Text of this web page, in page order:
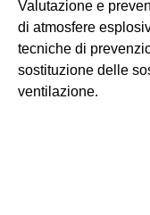
Valutazione e
di atmosfere
tecniche di
sostituzione delle
ventilazione.